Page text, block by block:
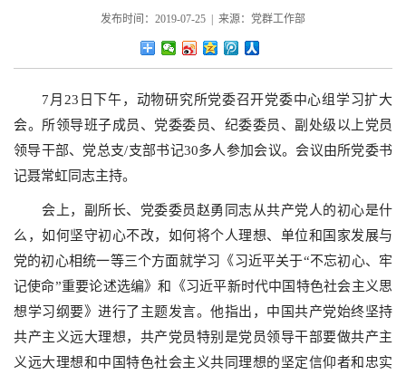
发布时间：2019-07-25 | 来源：党群工作部
7 月 23 日下午，动物研究所党委召开党委中心组学习扩大
会。所领导班子成员、党委委员、纪委委员、副处级以上党员
领导干部、党总支/支部书记30多人参加会议。会议由所党委书
记聂常虹同志主持。
会上，副所长、党委委员赵勇同志从共产党人的初心是什
么，如何坚守初心不改，如何将个人理想、单位和国家发展与
党的初心相统一等三个方面就学习《习近平关于“不忘初心、牢
记使命”重要论述选编》和《习近平新时代中国特色社会主义思
想学习纲要》进行了主题发言。他指出，中国共产党始终坚持
共产主义远大理想，共产党员特别是党员领导干部要做共产主
义远大理想和中国特色社会主义共同理想的坚定信仰者和忠实